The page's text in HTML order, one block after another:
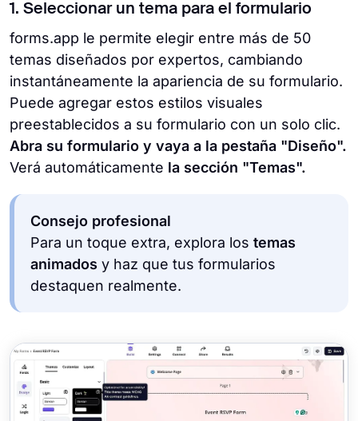
1. Seleccionar un tema para el formulario
forms.app le permite elegir entre más de 50
temas diseñados por expertos, cambiando
instantáneamente la apariencia de su formulario.
Puede agregar estos estilos visuales
preestablecidos a su formulario con un solo clic.
Abra su formulario y vaya a la pestaña "Diseño".
Verá automáticamente la sección "Temas".
Consejo profesional
Para un toque extra, explora los temas
animados y haz que tus formularios
destaquen realmente.